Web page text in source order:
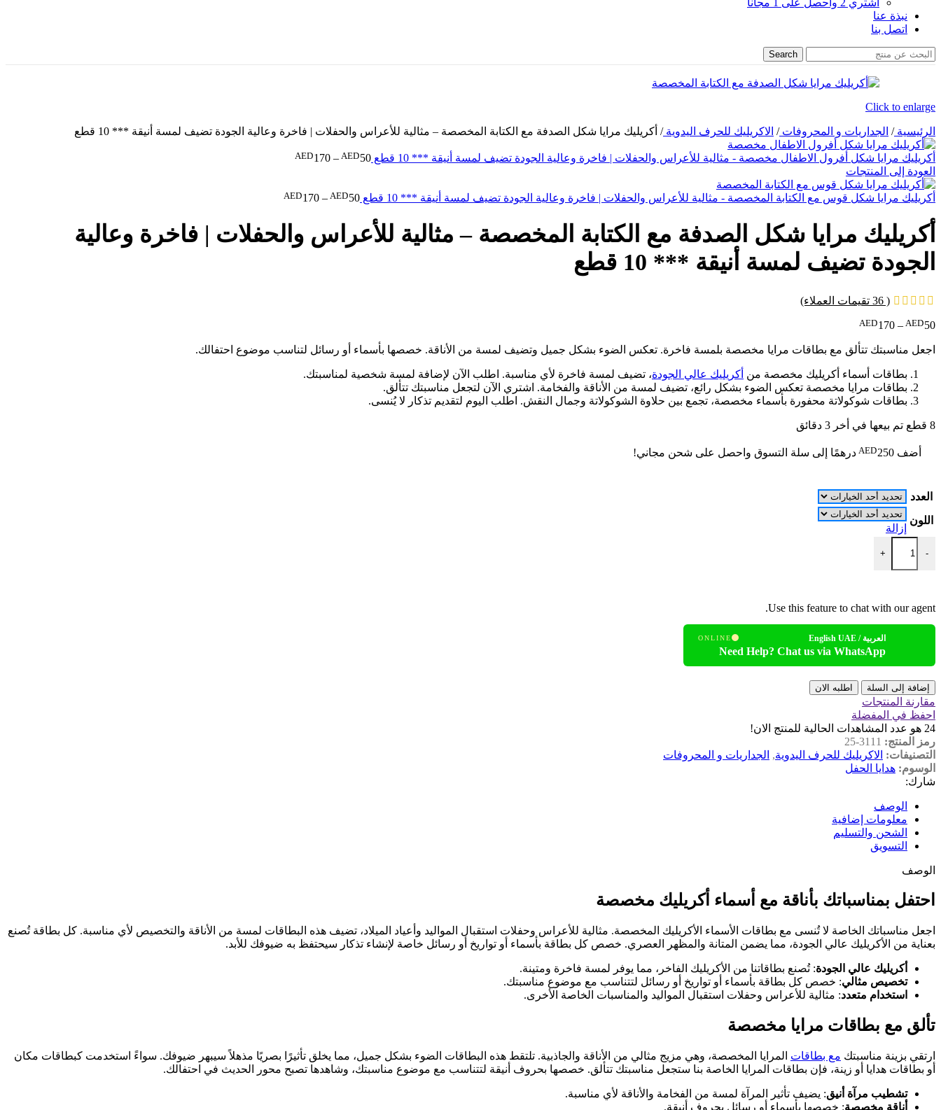
اشتري 2 واحصل على 1 مجانا
نبذة عنا
اتصل بنا
Search
Click to enlarge
الرئيسية/ الجداريات و المحروفات/ الاكريليك للحرف اليدوية/ أكريليك مرايا شكل الصدفة مع الكتابة المخصصة – مثالية للأعراس والحفلات | فاخرة وعالية الجودة تضيف لمسة أنيقة *** 10 قطع
أكريليك مرايا شكل أفرول الاطفال مخصصة - مثالية للأعراس والحفلات | فاخرة وعالية الجودة تضيف لمسة أنيقة *** 10 قطع AED50
–
AED170
العودة إلى المنتجات
أكريليك مرايا شكل قوس مع الكتابة المخصصة - مثالية للأعراس والحفلات | فاخرة وعالية الجودة تضيف لمسة أنيقة *** 10 قطع AED50
–
AED170
أكريليك مرايا شكل الصدفة مع الكتابة المخصصة – مثالية للأعراس والحفلات | فاخرة وعالية
الجودة تضيف لمسة أنيقة *** 10 قطع
(
36 تقيمات العملاء)
AED50
–
AED170
اجعل مناسبتك تتألق مع بطاقات مرايا مخصصة بلمسة فاخرة. تعكس الضوء بشكل جميل وتضيف لمسة من الأناقة. خصصها بأسماء أو رسائل لتناسب موضوع احتفالك.
بطاقات أسماء أكريليك مخصصة من أكريليك عالي الجودة، تضيف لمسة فاخرة لأي مناسبة. اطلب الآن لإضافة لمسة شخصية لمناسبتك.
بطاقات مرايا مخصصة تعكس الضوء بشكل رائع، تضيف لمسة من الأناقة والفخامة. اشتري الآن لتجعل مناسبتك تتألق.
بطاقات شوكولاتة محفورة بأسماء مخصصة، تجمع بين حلاوة الشوكولاتة وجمال النقش. اطلب اليوم لتقديم تذكار لا يُنسى.
8 قطع تم بيعها في أخر 3 دقائق
أضف AED250 درهمًا إلى سلة التسوق واحصل على شحن مجاني!
العدد
اللون
إزالة
-
+
Use this feature to chat with our agent.
العربية / English UAE ONLINE
Need Help? Chat us via WhatsApp
إضافة إلى السلة اطلبه الان
مقارنة المنتجات
احفظ في المفضلة
24 هو عدد المشاهدات الحالية للمنتج الان!
رمز المنتج: 3111-25
التصنيفات: الاكريليك للحرف اليدوية, الجداريات و المحروفات
الوسوم: هدايا الحفل
شارك:
الوصف
معلومات إضافية
الشحن والتسليم
التسويق
الوصف
احتفل بمناسباتك بأناقة مع أسماء أكريليك مخصصة
اجعل مناسباتك الخاصة لا تُنسى مع بطاقات الأسماء الأكريليك المخصصة. مثالية للأعراس وحفلات استقبال المواليد وأعياد الميلاد، تضيف هذه البطاقات لمسة من الأناقة والتخصيص لأي مناسبة. كل بطاقة تُصنع
بعناية من الأكريليك عالي الجودة، مما يضمن المتانة والمظهر العصري. خصص كل بطاقة بأسماء أو تواريخ أو رسائل خاصة لإنشاء تذكار سيحتفظ به ضيوفك للأبد.
أكريليك عالي الجودة: تُصنع بطاقاتنا من الأكريليك الفاخر، مما يوفر لمسة فاخرة ومتينة.
تخصيص مثالي: خصص كل بطاقة بأسماء أو تواريخ أو رسائل لتتناسب مع موضوع مناسبتك.
استخدام متعدد: مثالية للأعراس وحفلات استقبال المواليد والمناسبات الخاصة الأخرى.
تألق مع بطاقات مرايا مخصصة
ارتقي بزينة مناسبتك مع بطاقات المرايا المخصصة، وهي مزيج مثالي من الأناقة والجاذبية. تلتقط هذه البطاقات الضوء بشكل جميل، مما يخلق تأثيرًا بصريًا مذهلاً سيبهر ضيوفك. سواءً استخدمت كبطاقات مكان
أو بطاقات هدايا أو زينة، فإن بطاقات المرايا الخاصة بنا ستجعل مناسبتك تتألق. خصصها بحروف أنيقة لتتناسب مع موضوع مناسبتك، وشاهدها تصبح محور الحديث في احتفالك.
تشطيب مرآة أنيق: يضيف تأثير المرآة لمسة من الفخامة والأناقة لأي مناسبة.
أناقة مخصصة: خصصها بأسماء أو رسائل بحروف أنيقة.